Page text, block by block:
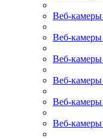
Веб-камеры
Веб-
Веб-
Веб-
Веб-
Веб-камеры